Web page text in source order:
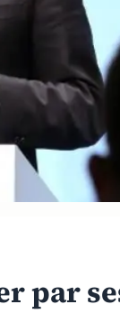
par